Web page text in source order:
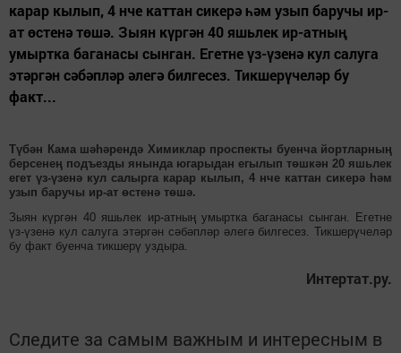
карар кылып, 4 нче каттан сикерә һәм узып баручы ир-
ат өстенә төшә. Зыян күргән 40 яшьлек ир-атның
умыртка баганасы сынган. Егетне үз-үзенә кул салуга
этәргән сәбәпләр әлегә билгесез. Тикшерүчеләр бу
факт...
Түбән Кама шәһәрендә Химиклар проспекты буенча йортларның
берсенең подъезды янында югарыдан егылып төшкән 20 яшьлек
егет үз-үзенә кул салырга карар кылып, 4 нче каттан сикерә һәм
узып баручы ир-ат өстенә төшә.
Зыян күргән 40 яшьлек ир-атның умыртка баганасы сынган. Егетне
үз-үзенә кул салуга этәргән сәбәпләр әлегә билгесез. Тикшерүчеләр
бу факт буенча тикшерү уздыра.
Интертат.ру.
Следите за самым важным и интересным в